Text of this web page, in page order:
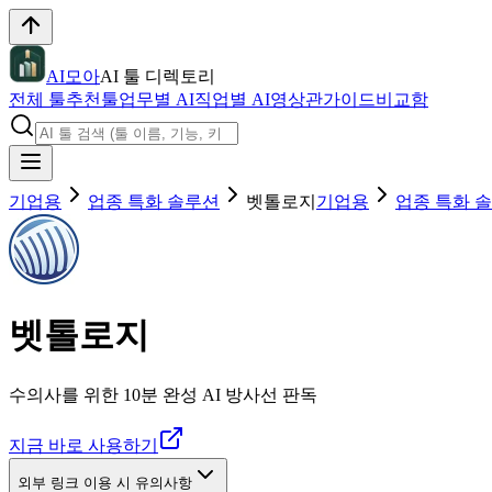
AI모아AI 툴 디렉토리
전체 툴추천툴업무별 AI직업별 AI영상관가이드비교함
기업용 업종 특화 솔루션 벳톨로지 기업용 업종 특화
벳톨로지
수의사를 위한 10분 완성 AI 방사선 판독
지금 바로 사용하기
외부 링크 이용 시 유의사항